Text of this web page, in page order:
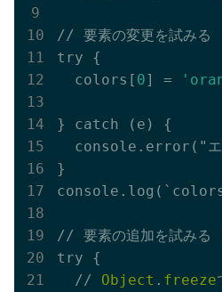
// 要素の変更を試みる
try {
  colors[
0] =
} catch (e) {
console.error("エ
}
// 要素の追加を試みる
try {
  //
Object . freeze